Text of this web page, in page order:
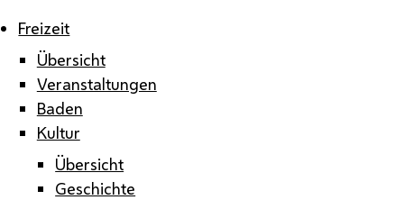
Freizeit
Übersicht
Veranstaltungen
Baden
Kultur
Übersicht
Geschichte